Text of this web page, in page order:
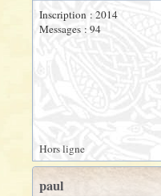
Inscription : 2014
Messages : 94
Hors ligne
paul